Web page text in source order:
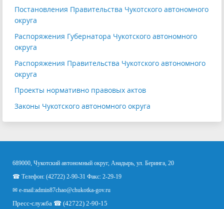
Постановления Правительства Чукотского автономного
округа
Распоряжения Губернатора Чукотского автономного
округа
Распоряжения Правительства Чукотского автономного
округа
Проекты нормативно правовых актов
Законы Чукотского автономного округа
689000, Чукотский автономный округ, Анадырь, ул. Беринга, 20
☎ Телефон: (42722) 2-90-31 Факс: 2-29-19
✉ e-mail:admin87chao@chukotka-gov.ru
Пресс-служба ☎ (42722) 2-90-15